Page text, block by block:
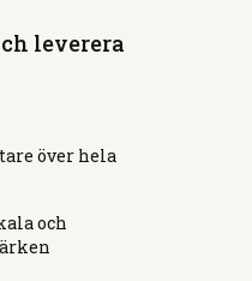
leverera
över hela
och